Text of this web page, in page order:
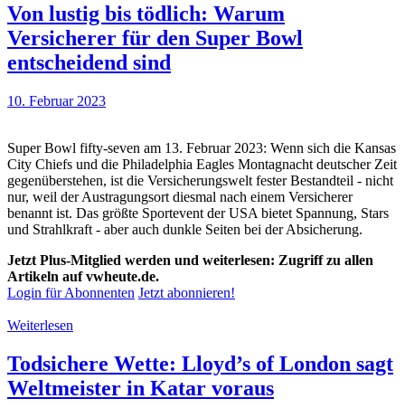
Von lustig bis tödlich: Warum
Versicherer für den Super Bowl
entscheidend sind
10. Februar 2023
Super Bowl fifty-seven am 13. Februar 2023: Wenn sich die Kansas
City Chiefs und die Philadelphia Eagles Montagnacht deutscher Zeit
gegenüberstehen, ist die Versicherungswelt fester Bestandteil - nicht
nur, weil der Austragungsort diesmal nach einem Versicherer
benannt ist. Das größte Sportevent der USA bietet Spannung, Stars
und Strahlkraft - aber auch dunkle Seiten bei der Absicherung.
Jetzt Plus-Mitglied werden und weiterlesen: Zugriff zu allen
Artikeln auf vwheute.de.
Login für Abonnenten Jetzt abonnieren!
Weiterlesen
Todsichere Wette: Lloyd’s of London sagt
Weltmeister in Katar voraus